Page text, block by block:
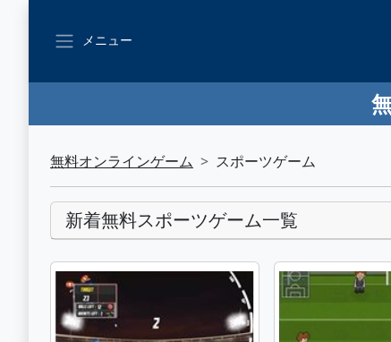
メニュー
無料オンラインゲーム スポーツゲーム
新着無料スポーツゲーム一覧